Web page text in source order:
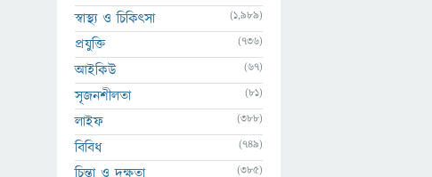
স্বাস্থ্য ও চিকিৎসা (1,989)
প্রযুক্তি (736)
আইকিউ (67)
সৃজনশীলতা (81)
লাইফ (388)
বিবিধ (749)
চিন্তা ও দক্ষতা (385)